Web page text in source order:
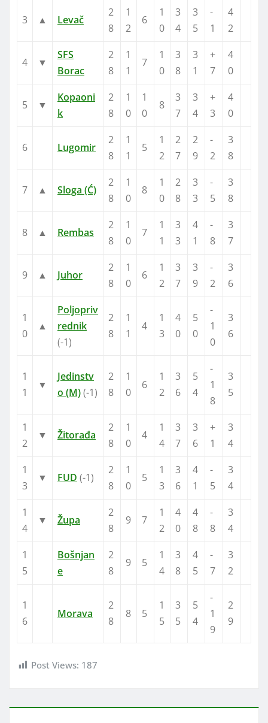
3 ▲ Levač
2
8
1
2
6
1
0
3
4
3
5
-
1
4
2
4 ▼
SFS
Borac
2
8
1
1
7
1
0
3
8
3
1
+
7
4
0
5 ▼
Kopaoni
k
2
8
1
0
1
0
8
3
7
3
4
+
3
4
0
6 Lugomir
2
8
1
1
5
1
2
2
7
2
9
-
2
3
8
7 ▲ Sloga (Ć)
2
8
1
0
8
1
0
2
8
3
3
-
5
3
8
8 ▲ Rembas
2
8
1
0
7
1
1
3
3
4
1
-
8
3
7
9 ▲ Juhor
2
8
1
0
6
1
2
3
7
3
9
-
2
3
6
1
0
▲
Poljopriv
rednik
(-1)
2
8
1
1
4
1
3
4
0
5
0
-
1
0
3
6
1
1
▼
Jedinstv
o (M)(-1)
2
8
1
0
6
1
2
3
6
5
4
-
1
8
3
5
1
2
▼ Žitorađa
2
8
1
0
4
1
4
3
7
3
6
+
1
3
4
1
3
▼ FUD (-1)
2
8
1
0
5
1
3
3
6
4
1
-
5
3
4
1
4
▼ Župa
2
8
9 7
1
2
4
0
4
8
-
8
3
4
1
5
Bošnjan
e
2
8
9 5
1
4
3
8
4
5
-
7
3
2
1
6
Morava
2
8
8 5
1
5
3
5
5
4
-
1
9
2
9
Post Views: 187